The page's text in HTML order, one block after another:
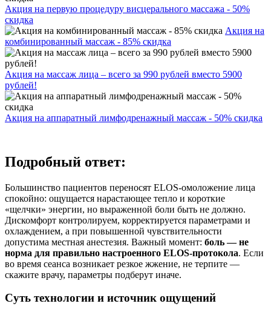
Акция на первую процедуру висцерального массажа - 50%
скидка
Акция на
комбинированный массаж - 85% скидка
Акция на массаж лица – всего за 990 рублей вместо 5900
рублей!
Акция на аппаратный лимфодренажный массаж - 50% скидка
Подробный ответ:
Большинство пациентов переносят ELOS-омоложение лица
спокойно: ощущается нарастающее тепло и короткие
«щелчки» энергии, но выраженной боли быть не должно.
Дискомфорт контролируем, корректируется параметрами и
охлаждением, а при повышенной чувствительности
допустима местная анестезия. Важный момент: боль — не
норма для правильно настроенного ELOS-протокола. Если
во время сеанса возникает резкое жжение, не терпите —
скажите врачу, параметры подберут иначе.
Суть технологии и источник ощущений